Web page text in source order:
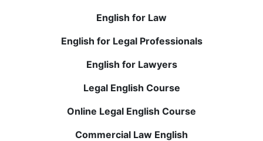
вписывается в мой график. Значительное
Я был скептически настроен к онлайн-курсам, но
высшего класса и дают ценные отзывы. Мои
English for Law
English for Legal Professionals
English for Lawyers
Legal English Course
Online Legal English Course
Commercial Law English